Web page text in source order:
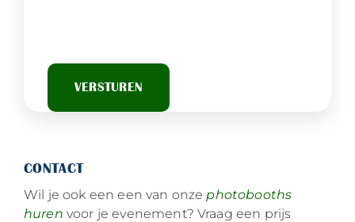
CONTACT
Wil je ook een een van onze photobooths
huren voor je evenement? Vraag een prijs